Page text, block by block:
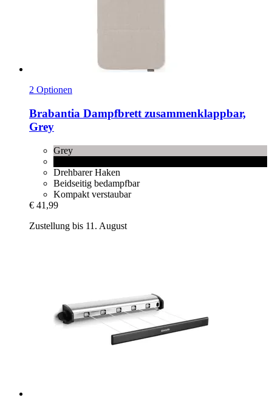
2 Optionen
Brabantia Dampfbrett zusammenklappbar,
Grey
Grey
Drehbarer Haken
Beidseitig bedampfbar
Kompakt verstaubar
€ 41,99
Zustellung bis 11. August